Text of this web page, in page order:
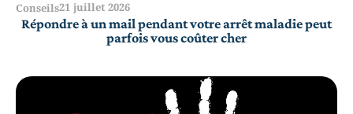
Conseils21 juillet 2026
Répondre à un mail pendant votre arrêt maladie peut
parfois vous coûter cher